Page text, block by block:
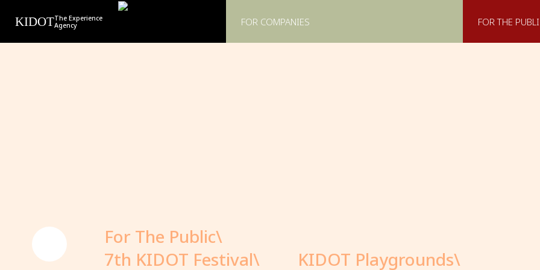
KIDOTThe Experience
Agency
FOR COMPANIES FOR THE
For The Public\
7th KIDOT Festival\
KIDOT Playgrounds\